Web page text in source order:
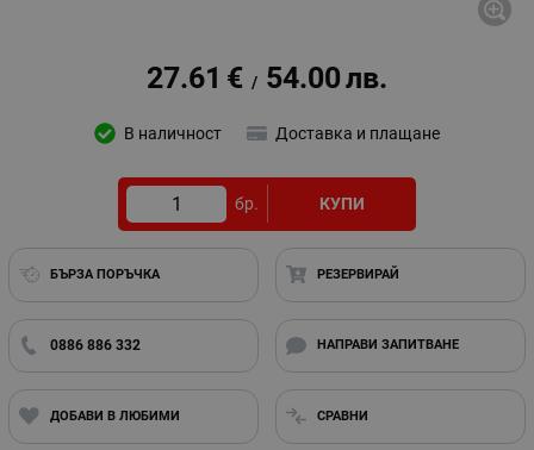
27.61 € / 54.00лв.
В наличност Доставка и плащане
бр. КУПИ
БЪРЗА ПОРЪЧКА РЕЗЕРВИРАЙ
0886 886 332 НАПРАВИ ЗАПИТВАНЕ
ДОБАВИ В ЛЮБИМИ СРАВНИ